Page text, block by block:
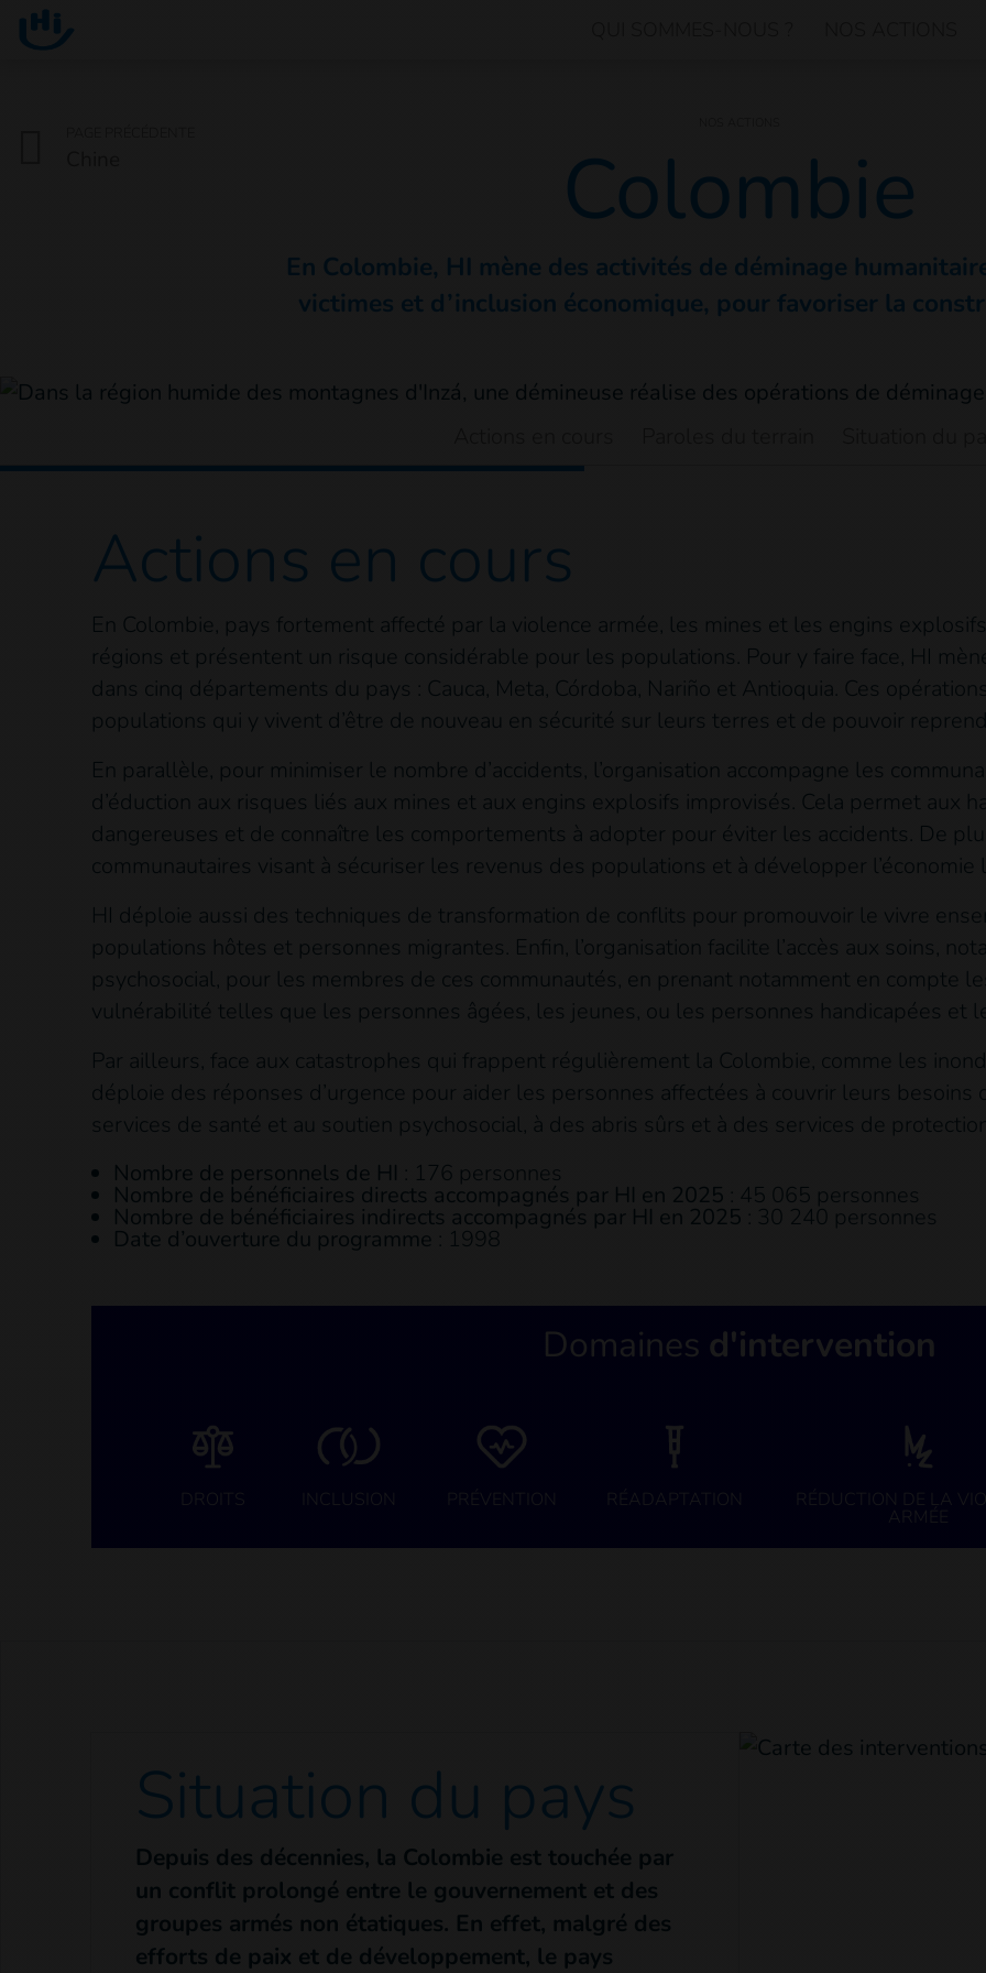
Go to main content
Colombie
En Colombie, HI mène des activités de déminage
victimes et d’inclusion économique, pour favoriser la
Actions en cours
En Colombie, pays fortement affecté par la violence armée, les mines et les engins
régions et présentent un risque considérable pour les populations. Pour y faire face, HI
dans cinq départements du pays : Cauca, Meta, Córdoba, Nariño et Antioquia. Ces
populations qui y vivent d’être de nouveau en sécurité sur leurs terres et de pouvoir
En parallèle, pour minimiser le nombre d’accidents, l’organisation accompagne les
d’éduction aux risques liés aux mines et aux engins explosifs improvisés. Cela permet aux
dangereuses et de connaître les comportements à adopter pour éviter les accidents. De
communautaires visant à sécuriser les revenus des populations et à développer l’économie
HI déploie aussi des techniques de transformation de conflits pour promouvoir le vivre
populations hôtes et personnes migrantes. Enfin, l’organisation facilite l’accès aux soins,
psychosocial, pour les membres de ces communautés, en prenant notamment en compte
vulnérabilité telles que les personnes âgées, les jeunes, ou les personnes handicapées et
Par ailleurs, face aux catastrophes qui frappent régulièrement la Colombie, comme les
déploie des réponses d’urgence pour aider les personnes affectées à couvrir leurs besoins
services de santé et au soutien psychosocial, à des abris sûrs et à des services de
Nombre de personnels de HI : 176 personnes
Nombre de bénéficiaires directs accompagnés par HI en 2025 : 45 065 personnes
Nombre de bénéficiaires indirects accompagnés par HI en 2025 : 30 240 personnes
Date d’ouverture du programme : 1998
Domaines d'intervention
Situation du pays
Depuis des décennies, la Colombie est touchée par
un conflit prolongé entre le gouvernement et des
groupes armés non étatiques. En effet, malgré des
efforts de paix et de développement, le pays